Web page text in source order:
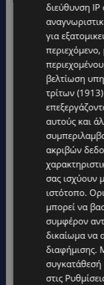
Hot this week
UPDATES
VIRAL: Κοράκι
απρόσμενη
UPDATES
ΕΤΟΙΜΑΣΤΕΙΤΕ
στον
UPDATES
ΙΣΑΑΚ-
την Παρασκευή
UPDATES
διεύθυνση IP
για
βελτίωση
τρίτων (1913)
αυτούς και
ακριβών
σας ισχύουν
ιστότοπο.
μπορεί να
συμφέρον
δικαίωμα να
διαφήμισης.
συγκατάθεσή
στις